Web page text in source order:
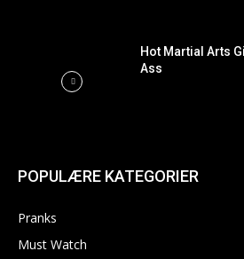
Hot Martial Arts
Ass
POPULÆRE KATEGORIER
Pranks
Must Watch